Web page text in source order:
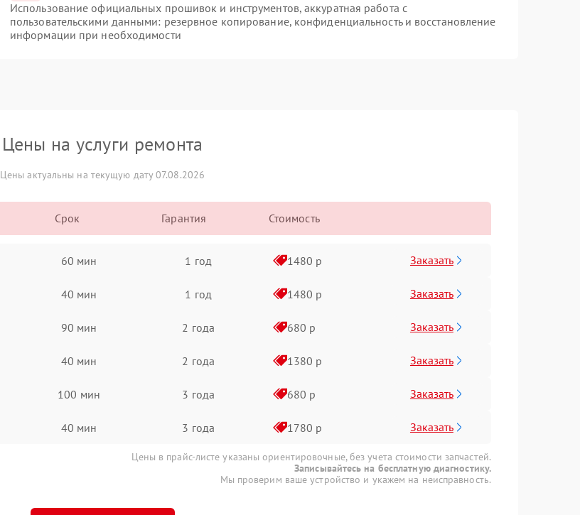
Использование официальных прошивок и инструментов, аккуратная работа с
пользовательскими данными: резервное копирование, конфиденциальность и восстановление
информации при необходимости
Цены на услуги ремонта
Цены актуальны на текущую дату 07.08.2026
Срок Гарантия Стоимость
60 мин 1 год 1480 р Заказать
40 мин 1 год 1480 р Заказать
90 мин 2 года 680 р Заказать
40 мин 2 года 1380 р Заказать
100 мин 3 года 680 р Заказать
40 мин 3 года 1780 р Заказать
Цены в прайс-листе указаны ориентировочные, без учета стоимости запчастей.
Записывайтесь на бесплатную диагностику.
Мы проверим ваше устройство и укажем на неисправность.